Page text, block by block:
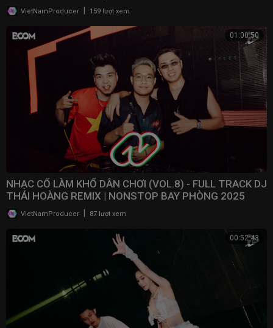
VietNamProducer 159 lượt xem
01:00:50
NHẠC CỔ LÀM KHỔ DÂN CHƠI (VOL.8) - FULL TRACK DJ
THÁI HOÀNG REMIX | NONSTOP BAY PHÒNG 2025
VietNamProducer 87 lượt xem
00:52:43